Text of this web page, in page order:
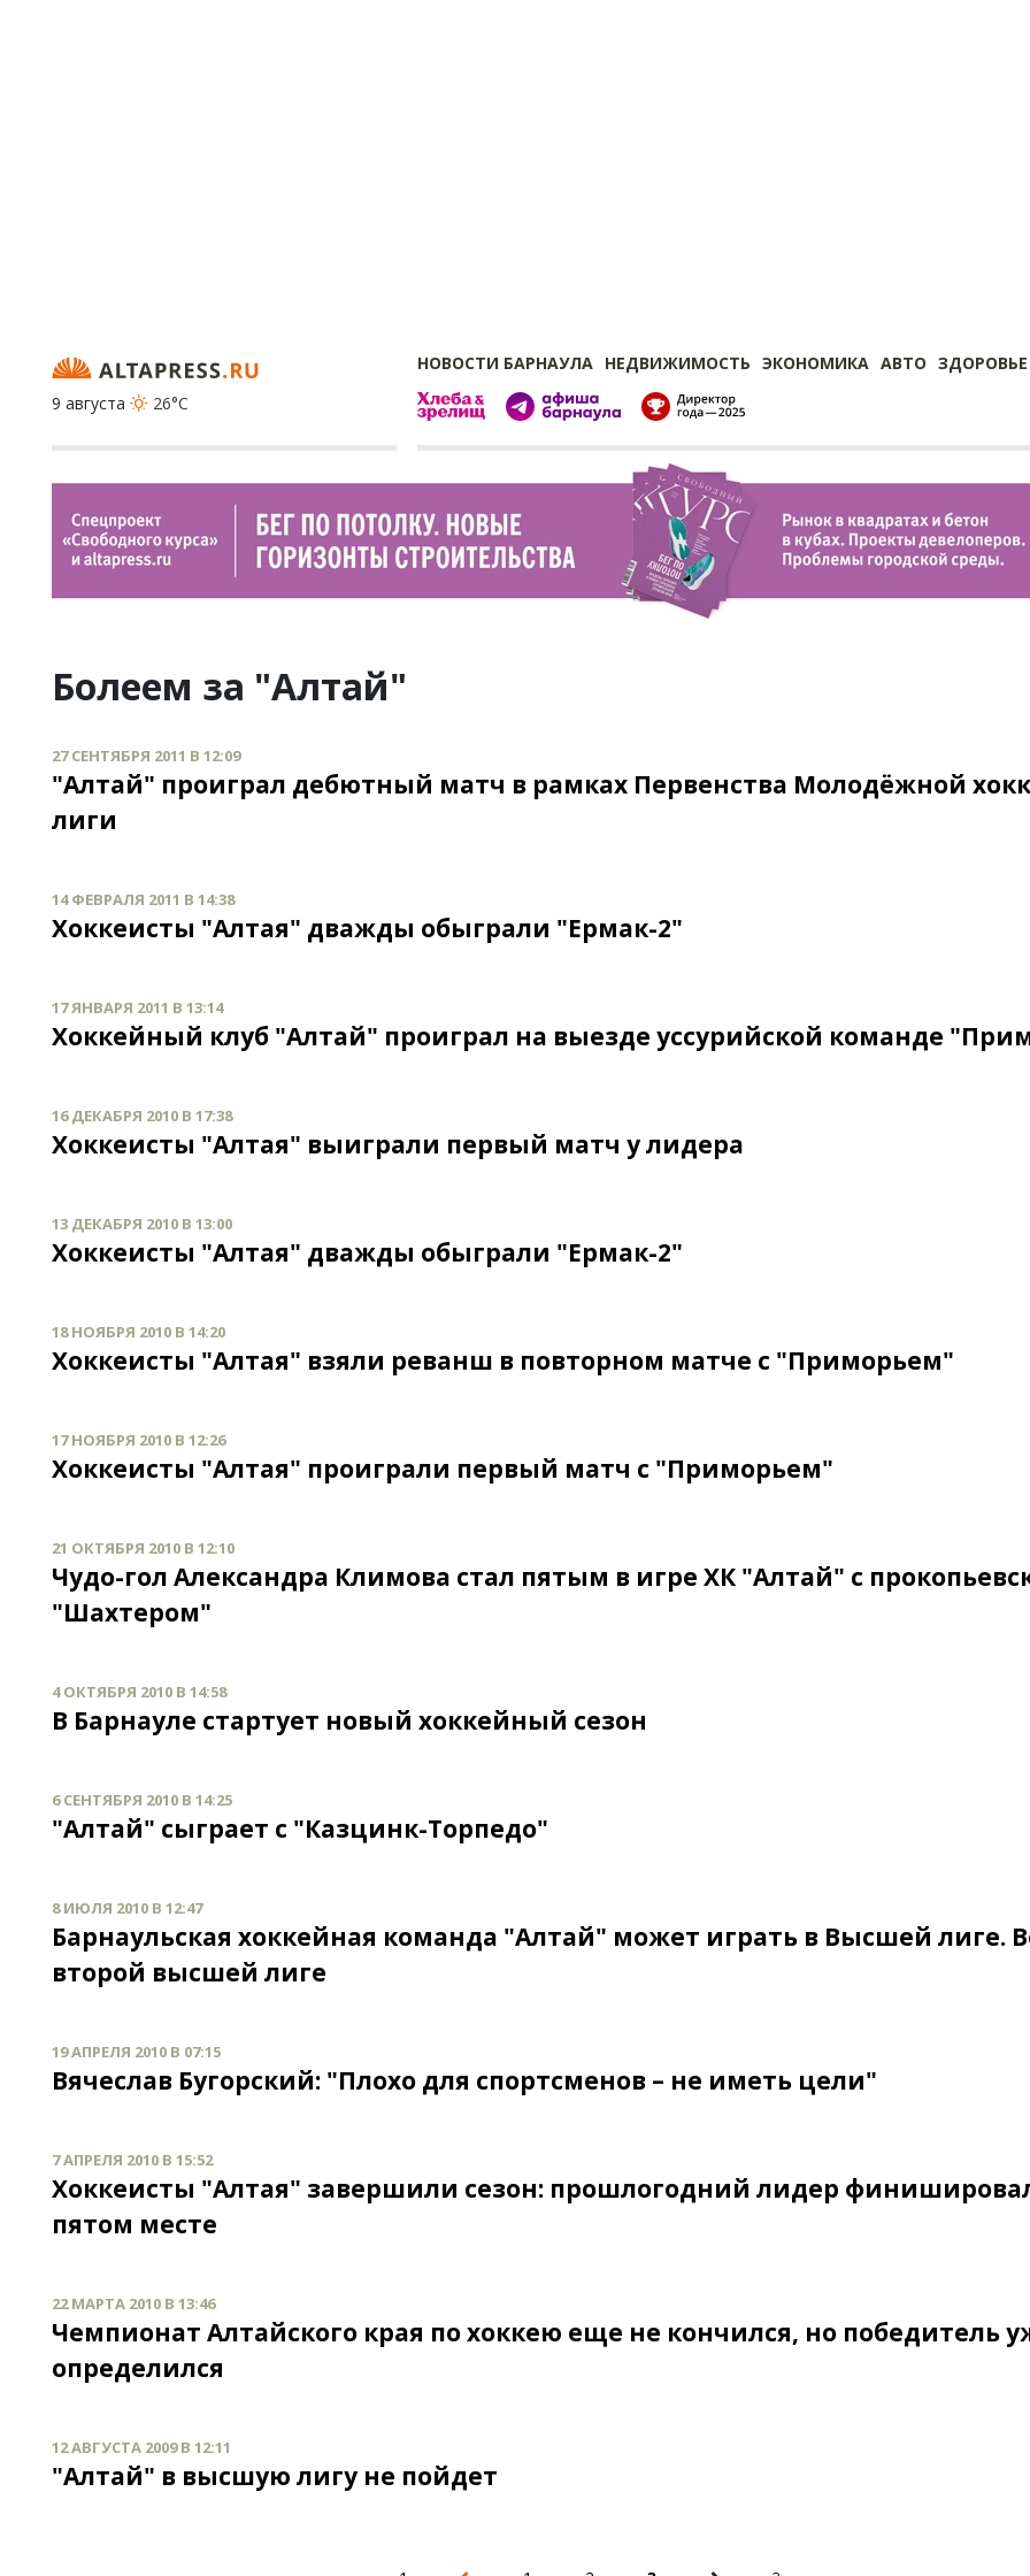
НОВОСТИ БАРНАУЛА НЕДВИЖИМОСТЬ ЭКОНОМИКА АВТО ЗДОРОВЬЕ
9 августа
26°C
Болеем за "Алтай"
27 СЕНТЯБРЯ 2011 В 12:09
"Алтай" проиграл дебютный матч в рамках Первенства Молодёжной
лиги
14 ФЕВРАЛЯ 2011 В 14:38
Хоккеисты "Алтая" дважды обыграли "Ермак-2"
17 ЯНВАРЯ 2011 В 13:14
Хоккейный клуб "Алтай" проиграл на выезде уссурийской команде
16 ДЕКАБРЯ 2010 В 17:38
Хоккеисты "Алтая" выиграли первый матч у лидера
13 ДЕКАБРЯ 2010 В 13:00
Хоккеисты "Алтая" дважды обыграли "Ермак-2"
18 НОЯБРЯ 2010 В 14:20
Хоккеисты "Алтая" взяли реванш в повторном матче с "Приморьем"
17 НОЯБРЯ 2010 В 12:26
Хоккеисты "Алтая" проиграли первый матч с "Приморьем"
21 ОКТЯБРЯ 2010 В 12:10
Чудо-гол Александра Климова стал пятым в игре ХК "Алтай" с
"Шахтером"
4 ОКТЯБРЯ 2010 В 14:58
В Барнауле стартует новый хоккейный сезон
6 СЕНТЯБРЯ 2010 В 14:25
"Алтай" сыграет с "Казцинк-Торпедо"
8 ИЮЛЯ 2010 В 12:47
Барнаульская хоккейная команда "Алтай" может играть в Высшей лиге.
второй высшей лиге
19 АПРЕЛЯ 2010 В 07:15
Вячеслав Бугорский: "Плохо для спортсменов – не иметь цели"
7 АПРЕЛЯ 2010 В 15:52
Хоккеисты "Алтая" завершили сезон: прошлогодний лидер
пятом месте
22 МАРТА 2010 В 13:46
Чемпионат Алтайского края по хоккею еще не кончился, но победитель
определился
12 АВГУСТА 2009 В 12:11
"Алтай" в высшую лигу не пойдет